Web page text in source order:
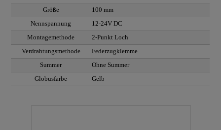
Größe
100 mm
Nennspannung
12-24V DC
Montagemethode
2-Punkt Loch
Verdrahtungsmethode
Federzugklemme
Summer
Ohne Summer
Globusfarbe
Gelb